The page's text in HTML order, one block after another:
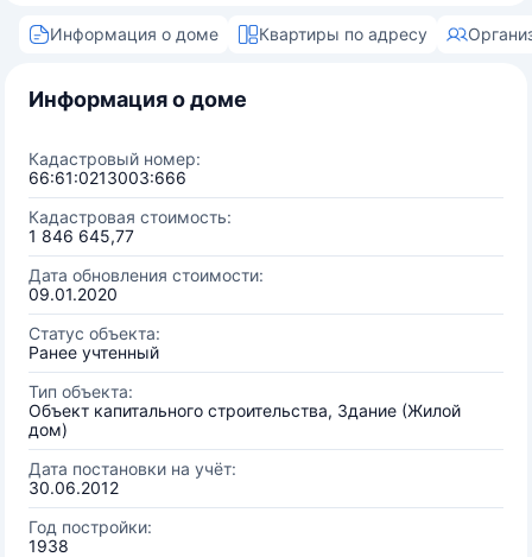
Информация о доме Квартиры по адресу
Информация о доме
Кадастровый номер:
66:61:0213003:666
Кадастровая стоимость:
1 846 645,77
Дата обновления стоимости:
09.01.2020
Статус объекта:
Ранее учтенный
Тип объекта:
Объект капитального строительства, Здание (Жилой
дом)
Дата постановки на учёт:
30.06.2012
Год постройки:
1938